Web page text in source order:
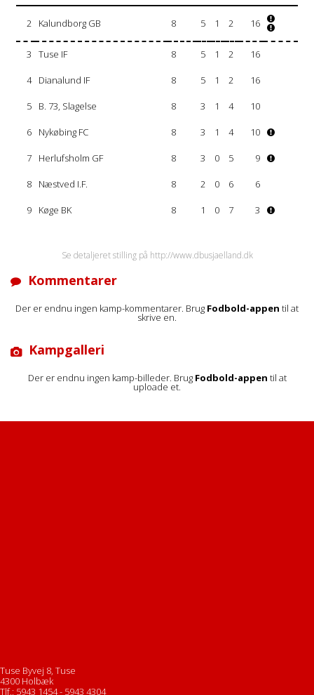
2 Kalundborg GB 8 5 1 2 16
3 Tuse IF 8 5 1 2 16
4 Dianalund IF 8 5 1 2 16
5 B. 73, Slagelse 8 3 1 4 10
6 Nykøbing FC 8 3 1 4 10
7 Herlufsholm GF 8 3 0 5 9
8 Næstved I.F. 8 2 0 6 6
9 Køge BK 8 1 0 7 3
Se detaljeret stilling på http://www.dbusjaelland.dk
Kommentarer
Der er endnu ingen kamp-kommentarer. Brug Fodbold-appen til at
skrive en.
Kampgalleri
Der er endnu ingen kamp-billeder. Brug Fodbold-appen til at
uploade et.
Tuse Byvej 8, Tuse
4300 Holbæk
Tlf.: 5943 1454 - 5943 4304